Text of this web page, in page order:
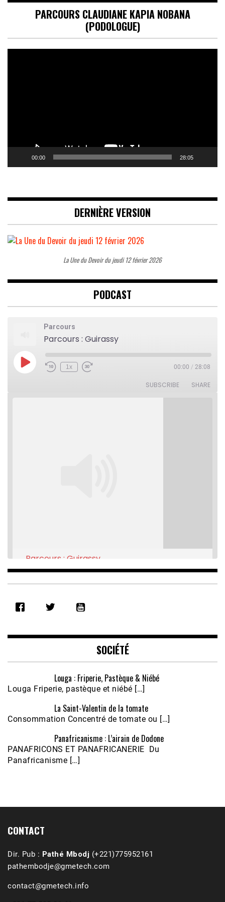
PARCOURS CLAUDIANE KAPIA NOBANA
(PODOLOGUE)
00:00 28:05
DERNIÈRE VERSION
La Une du Devoir du jeudi 12 février 2026
PODCAST
Parcours
Parcours : Guirassy
Play
Episode
Rewind
1x
Fast
00:00 / 28:08
SUBSCRIBE SHARE
RSS FEED
EMBED
Parcours : Guirassy
Feb 16, 2021 • 28:08
Écoutez le parcours de Claudiane Kapia
Nobana (Podologue)
Feb 24, 2021 • 28mn
SOCIÉTÉ
Louga : Friperie, Pastèque & Niébé
Louga Friperie, pastèque et niébé […]
La Saint-Valentin de la tomate
Consommation Concentré de tomate ou […]
Panafricanisme : L’airain de Dodone
PANAFRICONS ET PANAFRICANERIE Du
Panafricanisme […]
CONTACT
Dir. Pub : Pathé Mbodj (+221)775952161
pathembodje@gmetech.com
contact@gmetech.info